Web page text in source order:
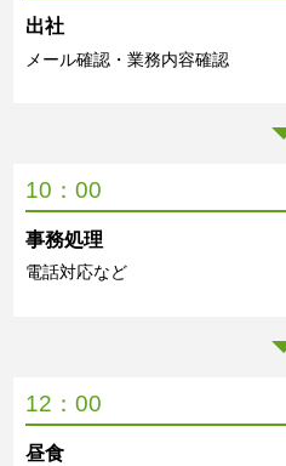
出社
メール確認・業務内容確認
10：00
事務処理
電話対応など
12：00
昼食